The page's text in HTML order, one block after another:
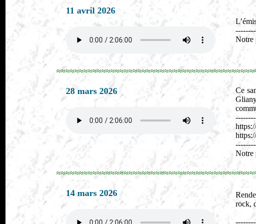
11 avril 2026
Notre
28 mars 2026
Ce
Notre
14 mars 2026
rock,